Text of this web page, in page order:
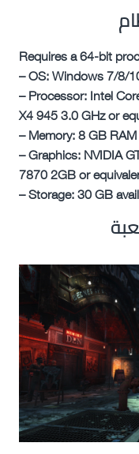
Requires a 64-bit
– OS: Windows 7/8/
– Processor: Intel
X4 945 3.0 GHz or
– Memory: 8 GB RAM
– Graphics: NVIDIA
7870 2GB or
– Storage: 30 GB